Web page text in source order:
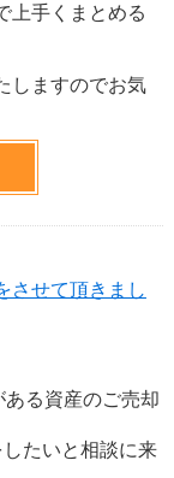
上手くまとめる
しますのでお気
させて頂きまし
る資産のご売却
たいと相談に来